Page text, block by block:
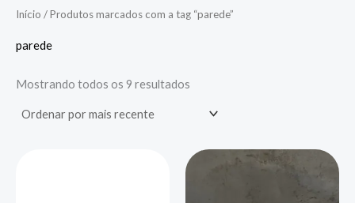
Início / Produtos marcados com a tag “parede”
parede
Mostrando todos os 9 resultados